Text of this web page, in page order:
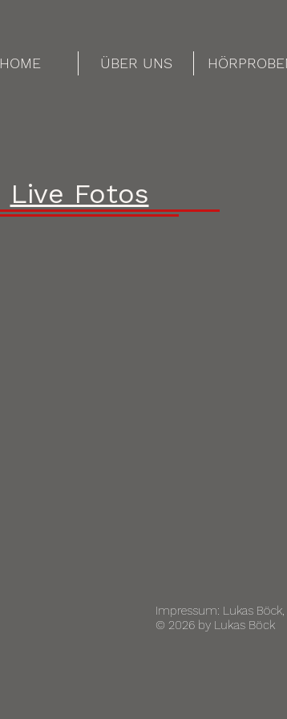
HOME ÜBER UNS
Live Fotos
© 2026 by Lukas Böck
Impressum: Lukas